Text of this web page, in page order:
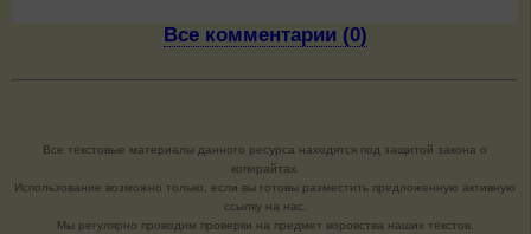
Все комментарии (0)
Все текстовые материалы данного ресурса находятся под защитой закона о
копирайтах.
Использование возможно только, если вы готовы разместить предложенную активную
ссылку на нас.
Мы регулярно проводим проверки на предмет воровства наших текстов.